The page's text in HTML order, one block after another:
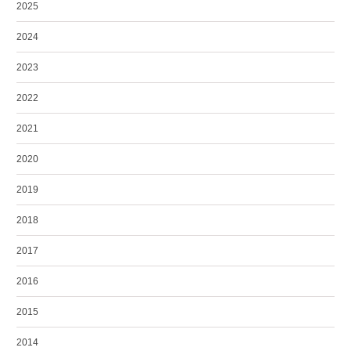
2025
2024
2023
2022
2021
2020
2019
2018
2017
2016
2015
2014